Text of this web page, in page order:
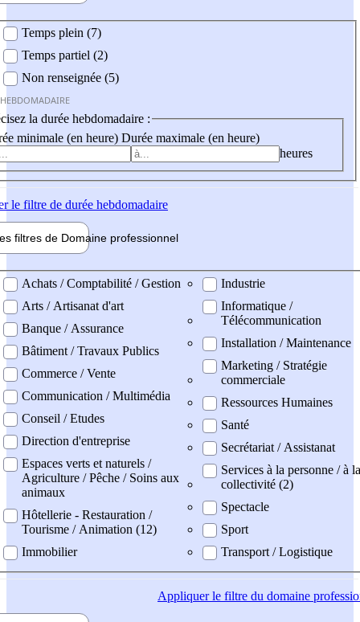
Temps plein (7)
Temps partiel (2)
Non renseignée (5)
la durée hebdomadaire :
minimale (en heure) Durée maximale (en heure)
heures
le filtre de durée hebdomadaire
filtres de Domaine professionnel
professionel
Achats / Comptabilité / Gestion
Arts / Artisanat d'art
Banque / Assurance
Bâtiment / Travaux Publics
Commerce / Vente
Communication / Multimédia
Conseil / Etudes
Direction d'entreprise
Espaces verts et naturels /
Agriculture / Pêche / Soins aux
animaux
Hôtellerie - Restauration /
Tourisme / Animation (12)
Immobilier
Industrie
Informatique /
Télécommunication
Installation / Maintenance
Marketing / Stratégie
commerciale
Ressources Humaines
Santé
Secrétariat / Assistanat
Services à la personne / à la
collectivité (2)
Spectacle
Sport
Transport / Logistique
Appliquerle filtre du domaine